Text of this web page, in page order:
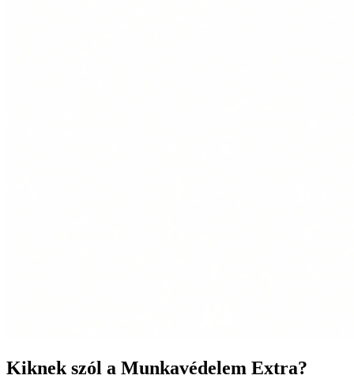
Kiknek szól a Munkavédelem Extra?